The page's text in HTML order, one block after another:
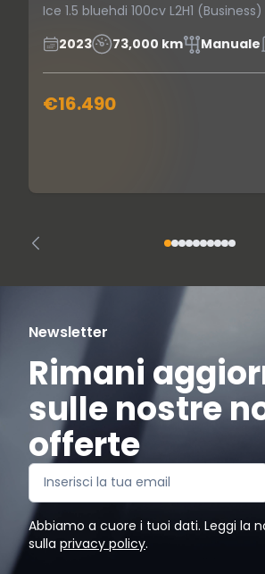
Ice 1.5 bluehdi 100cv L2H1 (Business)
2023
73,000 km Manuale
€16.490
Newsletter
Rimani
sulle nostre
offerte
Abbiamo a cuore i tuoi dati. Leggi la
sulla privacy policy.